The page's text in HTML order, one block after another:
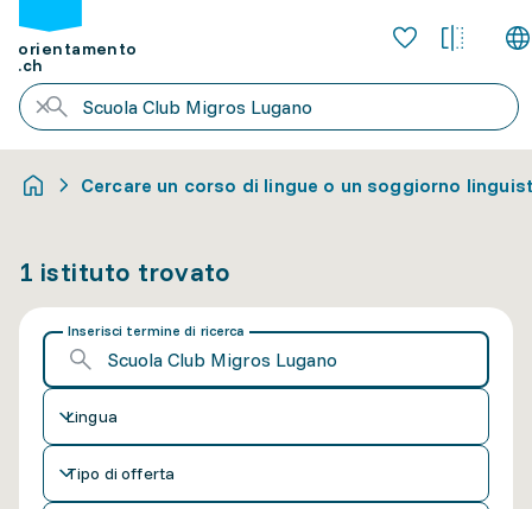
orientamento
.ch
Cercare un corso di lingue o un soggiorno
1 istituto trovato
Inserisci termine di ricerca
Lingua
Tipo di offerta